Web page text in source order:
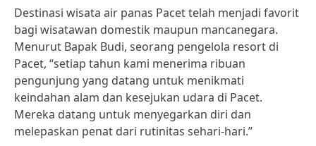
Destinasi wisata air panas Pacet telah menjadi favorit
bagi wisatawan domestik maupun mancanegara.
Menurut Bapak Budi, seorang pengelola resort di
Pacet, “setiap tahun kami menerima ribuan
pengunjung yang datang untuk menikmati
keindahan alam dan kesejukan udara di Pacet.
Mereka datang untuk menyegarkan diri dan
melepaskan penat dari rutinitas sehari-hari.”